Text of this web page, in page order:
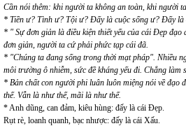
Cần nói thêm: khi người ta không an toàn, khi người
* Tiền ư? Tình ư? Tội ư? Đấy là cuộc sống ư? Đấy là
* " Sự đơn giản là điều kiện thiết yếu của cái Đẹp
đơn giản, người ta cứ phải phức tạp cái đã.
* "Chúng ta đang sống trong thời mạt pháp". Nhiều
môi trường ô nhiễm, sức đề kháng yếu đi. Chẳng làm
* Bản chất con người phi luân luôn miệng nói về đạo
thế. Vẫn là như thế, mãi là như thế.
* Anh dũng, can đảm, kiêu hùng: đấy là cái Đẹp.
Rụt rè, loanh quanh, bạc nhược: đấy là cái Xấu.